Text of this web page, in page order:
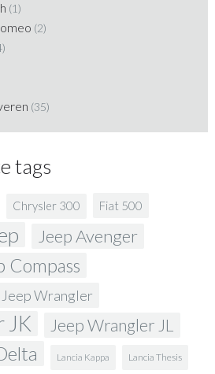
(1)
(2)
(35)
tags
Chrysler 300 Fiat 500
Jeep Avenger
Compass
Jeep Wrangler
JK Jeep Wrangler JL
Lancia Kappa Lancia Thesis